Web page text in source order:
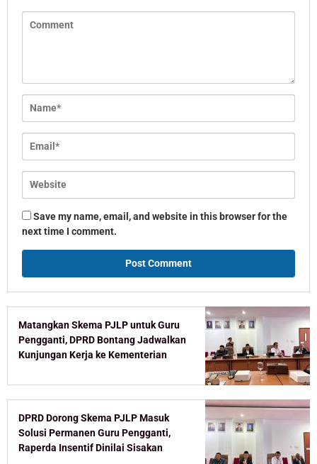
Save my name, email, and website in this browser for the
next time I comment.
Matangkan Skema PJLP untuk Guru
Pengganti, DPRD Bontang Jadwalkan
Kunjungan Kerja ke Kementerian
DPRD Dorong Skema PJLP Masuk
Solusi Permanen Guru Pengganti,
Raperda Insentif Dinilai Sisakan